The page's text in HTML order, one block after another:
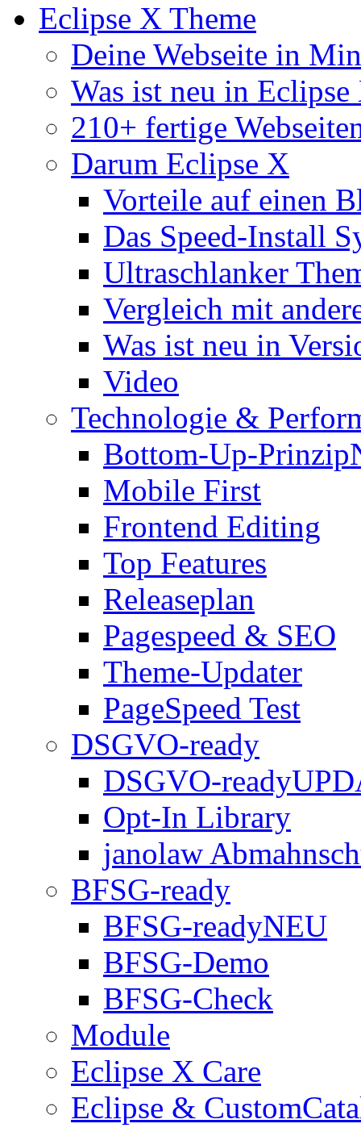
Eclipse X Theme
Deine Webseite in
Was ist neu in Eclipse
210+ fertige
Darum Eclipse X
Vorteile auf einen
Das Speed-Install
Ultraschlanker
Vergleich mit
Was ist neu in
Video
Technologie &
Bottom-Up-Prinzip
Mobile First
Frontend Editing
Top Features
Releaseplan
Pagespeed & SEO
Theme-Updater
PageSpeed Test
DSGVO-ready
DSGVO-ready
Opt-In Library
janolaw
BFSG-ready
BFSG-readyNEU
BFSG-Demo
BFSG-Check
Module
Eclipse X Care
Eclipse &